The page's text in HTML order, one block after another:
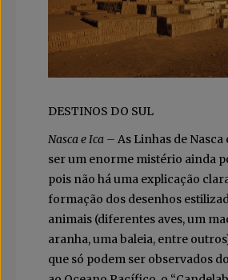
DESTINOS DO SUL
Nasca e Ica – As Linhas de
ser um enorme mistério ainda
pois não há uma explicação
formação dos desenhos
animais (diferentes aves, um
aranha, uma baleia, entre
que só podem ser observados